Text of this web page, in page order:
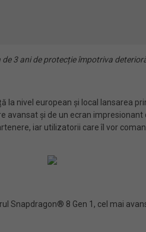
3 ani de protecție împotriva
la nivel european și local lansarea
avansat și de un ecran
iar utilizatorii care îl vor
Snapdragon® 8 Gen 1, cel mai